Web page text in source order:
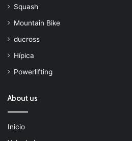
Squash
Mountain Bike
ducross
Hípica
Powerlifting
About us
Inicio